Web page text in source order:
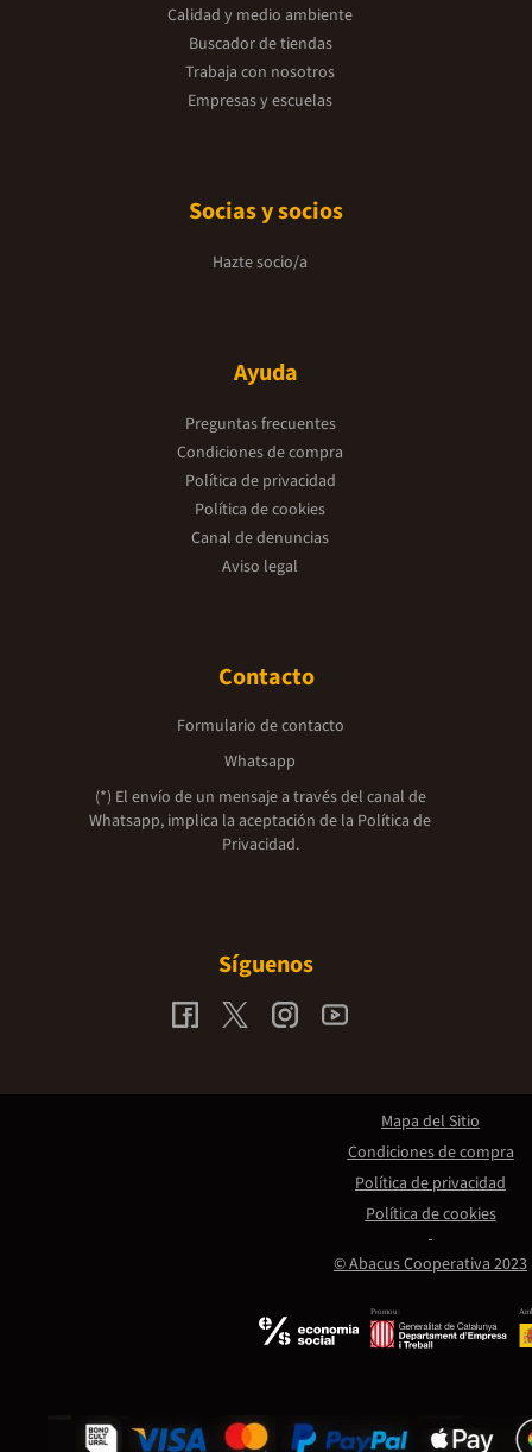
Calidad y medio ambiente
Buscador de tiendas
Trabaja con nosotros
Empresas y escuelas
Socias y socios
Hazte socio/a
Ayuda
Preguntas frecuentes
Condiciones de compra
Política de privacidad
Política de cookies
Canal de denuncias
Aviso legal
Contacto
Formulario de contacto
Whatsapp
(*) El envío de un mensaje a través del canal de
Whatsapp, implica la aceptación de la Política de
Privacidad.
Síguenos
Promou:
© Abacus Cooperativa 2023
Mapa del Sitio
Condiciones de compra
Política de privacidad
Política de cookies